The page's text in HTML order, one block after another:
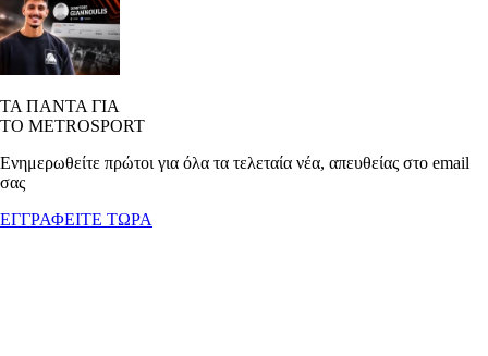
ΤΑ ΠΑΝΤΑ ΓΙΑ
ΤΟ METROSPORT
Ενημερωθείτε πρώτοι για όλα τα τελεταία νέα, απευθείας στο email
σας
ΕΓΓΡΑΦΕΙΤΕ ΤΩΡΑ